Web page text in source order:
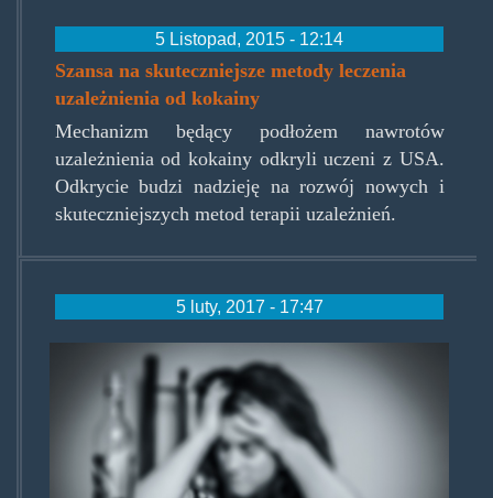
5 Listopad, 2015 - 12:14
Szansa na skuteczniejsze metody leczenia
uzależnienia od kokainy
Mechanizm będący podłożem nawrotów
uzależnienia od kokainy odkryli uczeni z USA.
Odkrycie budzi nadzieję na rozwój nowych i
skuteczniejszych metod terapii uzależnień.
5 luty, 2017 - 17:47
alcohol-
problem.jpg